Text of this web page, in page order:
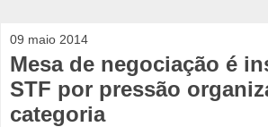
09 maio 2014
Mesa de negociação é
STF por pressão
categoria